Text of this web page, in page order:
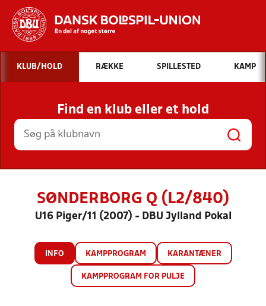
Hvad vil du søge efter?
INDHOLD OG NYHEDER
STILLINGER, RESULTATER, KLUBBER OG
HOLD
KLUB/HOLD RÆKKE SPILLESTED KAMP
Find en klub eller et hold
SØNDERBORG Q (L2/840)
U16 Piger/11 (2007) - DBU Jylland Pokal
INFO KAMPPROGRAM KARANTÆNER
KAMPPROGRAM FOR PULJE